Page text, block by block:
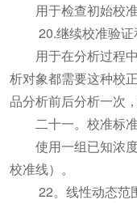
用于检查初始校准
20.继续校准验证
用于在分析过程中
析对象都需要这种校
品分析前后分析一次
二十一。校准标
使用一组已知浓度
校准线）。
22。线性动态范